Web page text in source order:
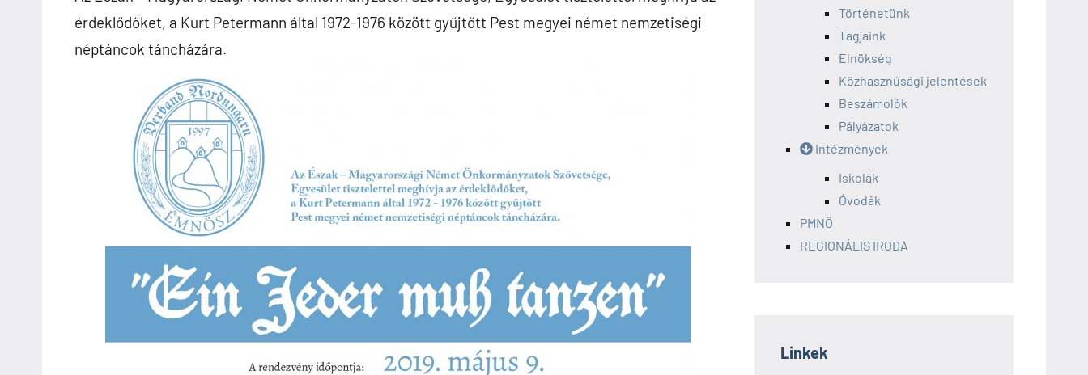
érdeklődőket, a Kurt Petermann által 1972-1976 között gyűjtőtt Pest megyei német nemzetiségi
néptáncok táncházára.
Történetünk
Tagjaink
Elnökség
Közhasznúsági jelentések
Beszámolók
Pályázatok
Intézmények
Iskolák
Óvodák
PMNÖ
REGIONÁLIS IRODA
Linkek